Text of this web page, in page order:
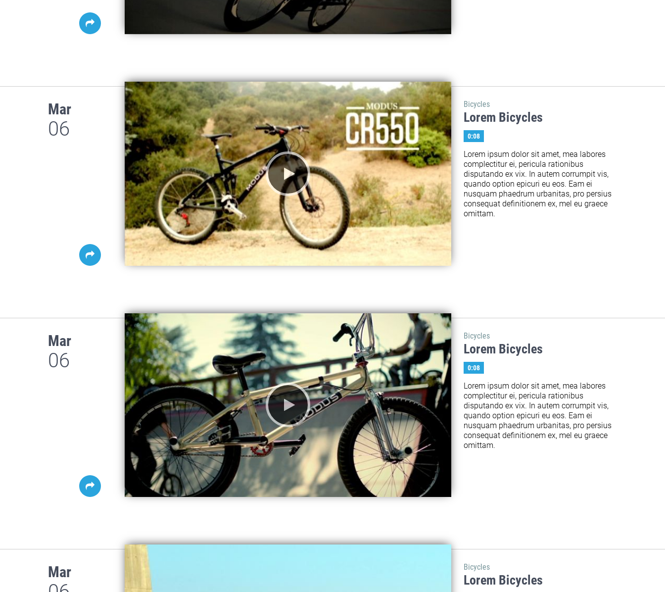
Mar
06
Bicycles
Lorem Bicycles
0:08
Lorem ipsum dolor sit amet, mea labores
complectitur ei, pericula rationibus
disputando ex vix. In autem corrumpit vis,
quando option epicuri eu eos. Eam ei
nusquam phaedrum urbanitas, pro persius
consequat definitionem ex, mel eu graece
omittam.
Mar
06
Bicycles
Lorem Bicycles
0:08
Lorem ipsum dolor sit amet, mea labores
complectitur ei, pericula rationibus
disputando ex vix. In autem corrumpit vis,
quando option epicuri eu eos. Eam ei
nusquam phaedrum urbanitas, pro persius
consequat definitionem ex, mel eu graece
omittam.
Mar Bicycles
Lorem Bicycles